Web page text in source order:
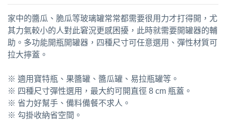
家中的醬瓜、脆瓜等玻璃罐常常都需要很用力才打得開，尤
其力氣較小的人對此窘況更感困擾，此時就需要開罐器的輔
助。多功能開瓶開罐器，四種尺寸可任意選用、彈性材質可
拉大擰蓋。
※ 適用寶特瓶、果醬罐、醬瓜罐、易拉瓶罐等。
※ 四種尺寸彈性選用，最大約可開直徑 8 cm 瓶蓋。
※ 省力好幫手、備料備餐不求人。
※ 勾掛收納省空間。